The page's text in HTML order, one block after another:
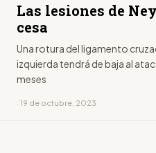
Las lesiones de
cesa
Una rotura del ligamento
izquierda tendrá de baja al
meses
· 19 de octubre, 2023